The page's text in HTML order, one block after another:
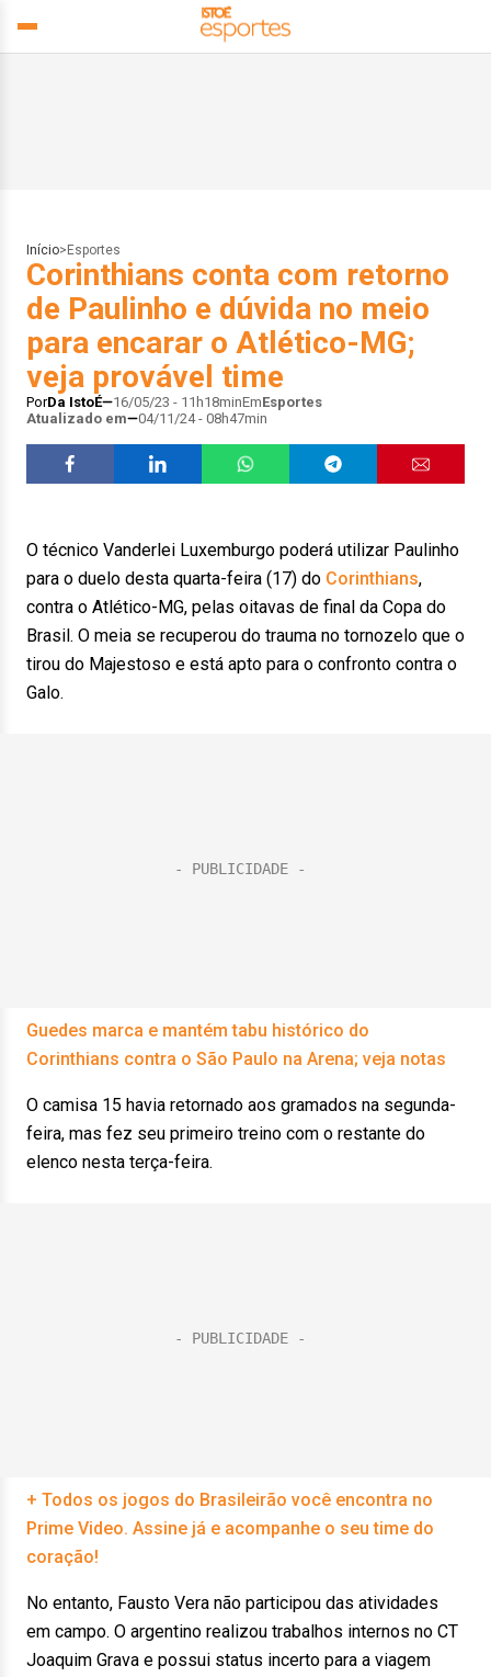
Início> Esportes
Corinthians conta com retorno
de Paulinho e dúvida no meio
para encarar o Atlético-MG;
veja provável time
PorDa IstoÉ 16/05/23 - 11h18minEmEsportes
Atualizado em
04/11/24 - 08h47min
O técnico Vanderlei Luxemburgo poderá utilizar Paulinho
para o duelo desta quarta-feira (17) do Corinthians,
contra o Atlético-MG, pelas oitavas de final da Copa do
Brasil. O meia se recuperou do trauma no tornozelo que o
tirou do Majestoso e está apto para o confronto contra o
Galo.
Guedes marca e mantém tabu histórico do
Corinthians contra o São Paulo na Arena; veja notas
O camisa 15 havia retornado aos gramados na segunda-
feira, mas fez seu primeiro treino com o restante do
elenco nesta terça-feira.
+ Todos os jogos do Brasileirão você encontra no
Prime Video. Assine já e acompanhe o seu time do
coração!
No entanto, Fausto Vera não participou das atividades
em campo. O argentino realizou trabalhos internos no CT
Joaquim Grava e possui status incerto para a viagem